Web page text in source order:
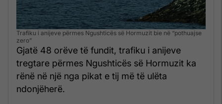
Trafiku i anijeve përmes Ngushticës së Hormuzit bie në “pothuajse
zero”
Gjatë 48 orëve të fundit, trafiku i anijeve
tregtare përmes Ngushticës së Hormuzit ka
rënë në një nga pikat e tij më të ulëta
ndonjëherë.